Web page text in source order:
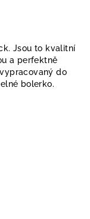
Jsou to kvalitní
a perfektně
do
bolerko.